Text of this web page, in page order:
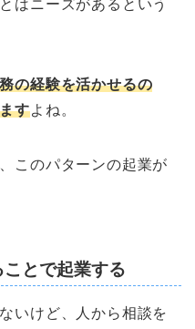
はニーズがあるという
の経験を活かせるの
すよね。
このパターンの起業が
とで起業する
いけど、人から相談を